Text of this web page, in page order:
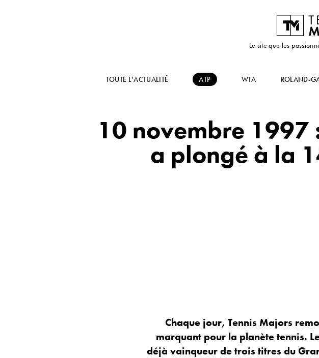
Le site que les
TOUTE L’ACTUALITÉ ATP WTA ROLAND-
10 novembre 1997
a plongé à la
Chaque jour, Tennis Majors
marquant pour la planète tennis.
déjà vainqueur de trois titres du